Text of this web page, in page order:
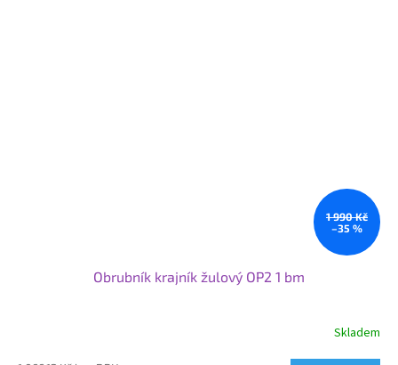
1 990 Kč
–35 %
Obrubník krajník žulový OP2 1 bm
Skladem